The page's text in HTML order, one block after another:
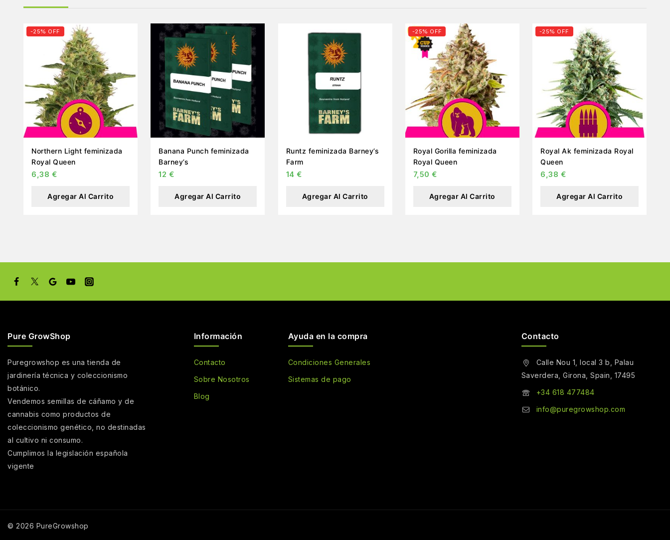
-25% OFF
Northern Light feminizada
Royal Queen
6,38 €
Agregar Al Carrito
Banana Punch feminizada
Barney’s
12 €
Agregar Al Carrito
Runtz feminizada Barney’s
Farm
14 €
Agregar Al Carrito
-25% OFF
Royal Gorilla feminizada
Royal Queen
7,50 €
Agregar Al Carrito
-25% OFF
Royal Ak feminizada Royal
Queen
6,38 €
Agregar Al Carrito
Pure GrowShop
Puregrowshop es una tienda de
jardinería técnica y coleccionismo
botánico.
Vendemos semillas de cáñamo y de
cannabis como productos de
coleccionismo genético, no destinadas
al cultivo ni consumo.
Cumplimos la legislación española
vigente
Información
Contacto
Sobre Nosotros
Blog
Ayuda en la compra
Condiciones Generales
Sistemas de pago
Contacto
Calle Nou 1, local 3 b, Palau
Saverdera, Girona, Spain, 17495
+34 618 477484
info@puregrowshop.com
© 2026 PureGrowshop